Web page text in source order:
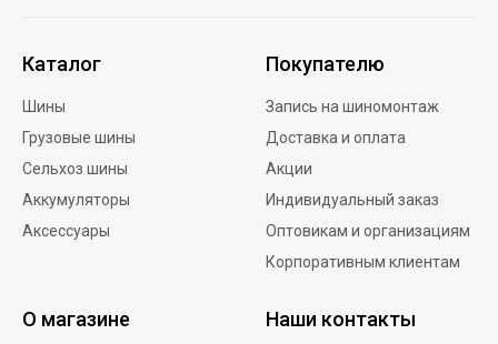
Каталог
Шины
Грузовые шины
Сельхоз шины
Аккумуляторы
Аксессуары
Покупателю
Запись на шиномонтаж
Доставка и оплата
Акции
Индивидуальный заказ
Оптовикам и организациям
Корпоративным клиентам
О магазине Наши контакты